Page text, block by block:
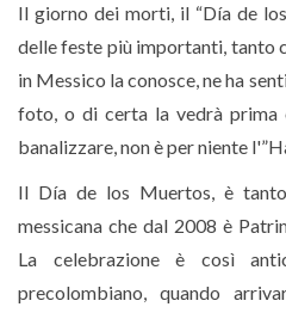
Il giorno dei morti, il “Día de
delle feste più importanti, tanto
in Messico la conosce, ne ha
foto, o di certa la vedrà prima
banalizzare, non è per niente
Il Día de los Muertos, è
messicana che dal 2008 è
La celebrazione è così
precolombiano, quando